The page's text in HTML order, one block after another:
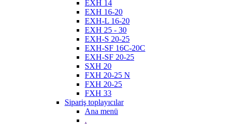
EXH 14
EXH 16-20
EXH-L 16-20
EXH 25 - 30
EXH-S 20-25
EXH-SF 16C-20C
EXH-SF 20-25
SXH 20
FXH 20-25 N
FXH 20-25
FXH 33
Sipariş toplayıcılar
Ana menü
.